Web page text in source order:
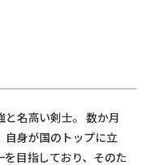
名⾼い剣⼠。 数か⽉
⾃⾝が国のトップに⽴
⽬指しており、そのた